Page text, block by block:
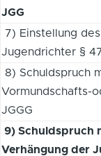
JGG
7) Einstellung
Jugendrichter §
8) Schuldspruch
Vormundschafts-
JGGG
9) Schuldspruch
Verhängung der